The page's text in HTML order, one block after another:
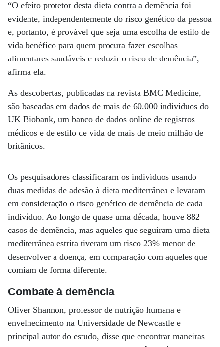
“O efeito protetor desta dieta contra a demência foi
evidente, independentemente do risco genético da pessoa
e, portanto, é provável que seja uma escolha de estilo de
vida benéfico para quem procura fazer escolhas
alimentares saudáveis e reduzir o risco de demência”,
afirma ela.
As descobertas, publicadas na revista BMC Medicine,
são baseadas em dados de mais de 60.000 indivíduos do
UK Biobank, um banco de dados online de registros
médicos e de estilo de vida de mais de meio milhão de
britânicos.
Os pesquisadores classificaram os indivíduos usando
duas medidas de adesão à dieta mediterrânea e levaram
em consideração o risco genético de demência de cada
indivíduo. Ao longo de quase uma década, houve 882
casos de demência, mas aqueles que seguiram uma dieta
mediterrânea estrita tiveram um risco 23% menor de
desenvolver a doença, em comparação com aqueles que
comiam de forma diferente.
Combate à demência
Oliver Shannon, professor de nutrição humana e
envelhecimento na Universidade de Newcastle e
principal autor do estudo, disse que encontrar maneiras